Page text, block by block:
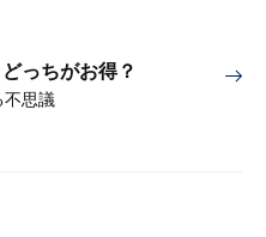
っちがお得？
思議